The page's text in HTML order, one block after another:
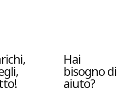
Hai
bisogno di
aiuto?